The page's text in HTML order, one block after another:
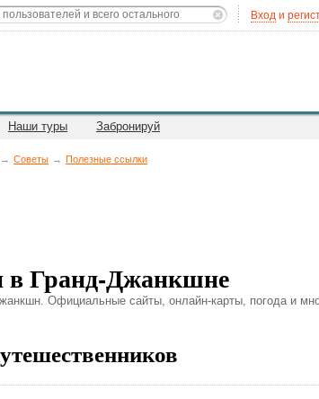
Вход и
Наши туры Забронируй
→ Советы → Полезные ссылки
в Гранд-Джанкшне
Официальные сайты, онлайн-карты, погода и